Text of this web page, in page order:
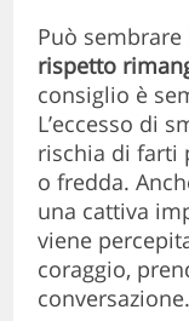
Può
rispetto
consiglio è
L’eccesso di
rischia di farti
o fredda.
una cattiva
viene
coraggio,